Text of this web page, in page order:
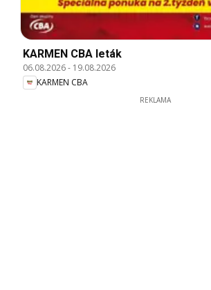
KARMEN CBA leták
06.08.2026- 19.08.2026
KARMEN CBA
REKLAMA